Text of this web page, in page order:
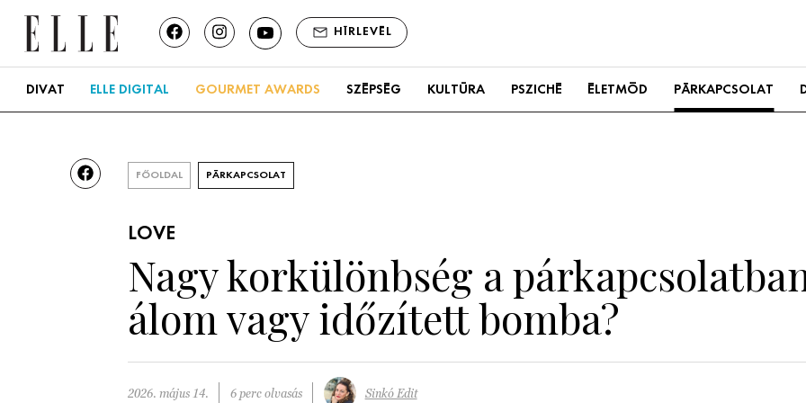
HÍRLEVÉL
DIVAT ELLE DIGITAL GOURMET AWARDS SZÉPSÉG KULTÚRA PSZICHÉ ÉLETMÓD PÁRKAPCSOLAT
FŐOLDAL PÁRKAPCSOLAT
LOVE
Nagy korkülönbség a
álom vagy időzített bomba?
2026. május 14. 6 perc olvasás Sinkó Edit